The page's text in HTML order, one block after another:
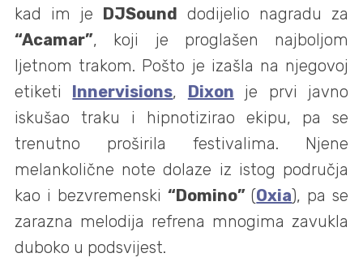
kad im je DJSound dodijelio nagradu za
“Acamar”, koji je proglašen najboljom
ljetnom trakom. Pošto je izašla na njegovoj
etiketi Innervisions, Dixon je prvi javno
iskušao traku i hipnotizirao ekipu, pa se
trenutno proširila festivalima. Njene
melankolične note dolaze iz istog područja
kao i bezvremenski “Domino”(Oxia), pa se
zarazna melodija refrena mnogima zavukla
duboko u podsvijest.